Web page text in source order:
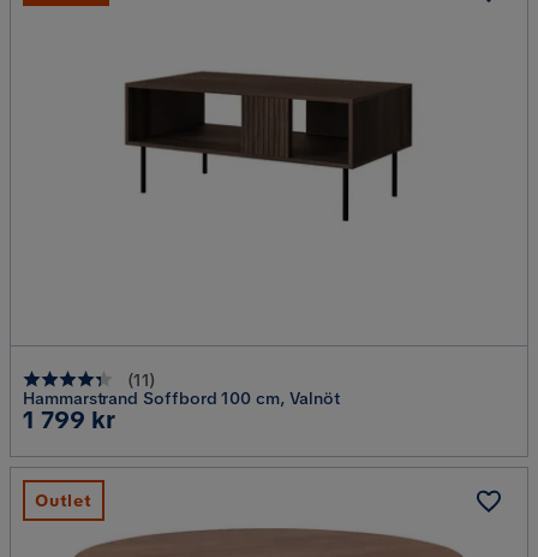
(11)
Hammarstrand Soffbord 100 cm, Valnöt
Pris
1 799 kr
Outlet